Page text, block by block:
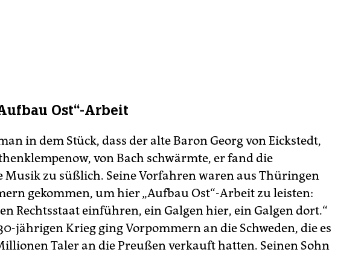
Ost“-Arbeit
in dem Stück, dass der alte Baron Georg von Eickstedt,
von Bach schwärmte, er fand die
Musik zu süßlich. Seine Vorfahren waren aus Thüringen
gekommen, um hier „Aufbau Ost“-Arbeit zu leisten:
Rechtsstaat einführen, ein Galgen hier, ein Galgen dort.“
jährigen Krieg ging Vorpommern an die Schweden, die es
Taler an die Preußen verkauft hatten. Seinen Sohn